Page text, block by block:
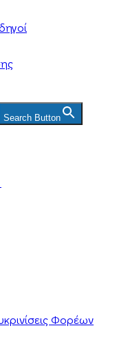
Search Button
Φορέων